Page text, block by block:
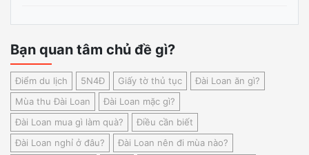
Bạn quan tâm chủ đề gì?
Điểm du lịch 5N4Đ Giấy tờ thủ tục
Đài Loan ăn gì?
Mùa thu Đài Loan
Đài Loan mặc gì?
Đài Loan mua gì làm quà?
Điều cần biết
Đài Loan nghỉ ở đâu?
Đài Loan nên đi mùa nào?